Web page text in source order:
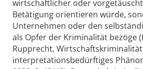
wirtschaftlicher oder
Betätigung orientieren würde,
Unternehmen oder den
als Opfer der Kriminalität bezöge
Rupprecht, Wirtschaftskriminalität
interpretationsbedürftiges